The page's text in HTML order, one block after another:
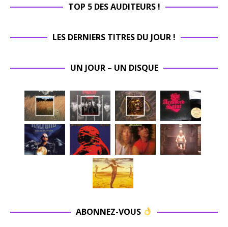
TOP 5 DES AUDITEURS !
LES DERNIERS TITRES DU JOUR !
UN JOUR – UN DISQUE
ABONNEZ-VOUS